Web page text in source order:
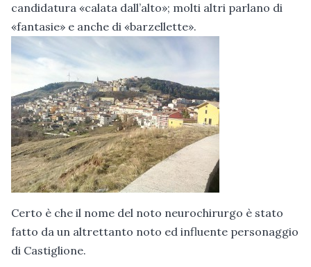
candidatura «calata dall’alto»; molti altri parlano di
«fantasie» e anche di «barzellette».
Certo è che il nome del noto neurochirurgo è stato
fatto da un altrettanto noto ed influente personaggio
di Castiglione.